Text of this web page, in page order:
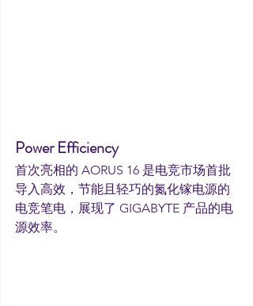
Power Efficiency
首次亮相的 AORUS 16 是电竞市场首批
导入高效，节能且轻巧的氮化镓电源的
电竞笔电，展现了 GIGABYTE 产品的电
源效率。